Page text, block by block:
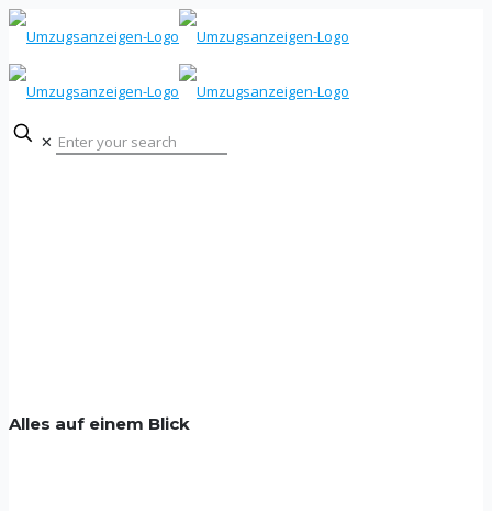
✕
Alles auf einem Blick